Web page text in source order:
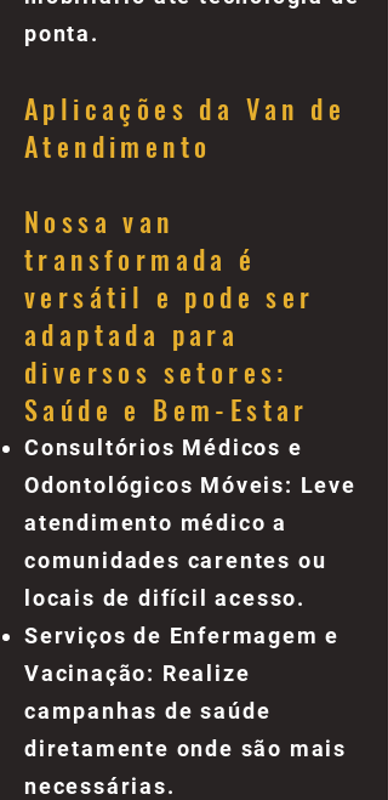
ponta.
Aplicações da Van de
Atendimento
Nossa van
transformada é
versátil e pode ser
adaptada para
diversos setores:
Saúde e Bem-Estar
Consultórios Médicos e
Odontológicos Móveis: Leve
atendimento médico a
comunidades carentes ou
locais de difícil acesso.
Serviços de Enfermagem e
Vacinação: Realize
campanhas de saúde
diretamente onde são mais
necessárias.